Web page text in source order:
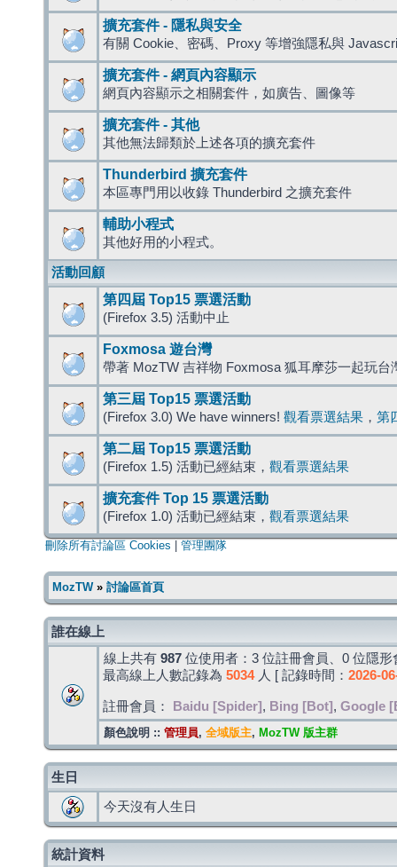
擴充套件 - 隱私與安全
有關 Cookie、密碼、Proxy 等增強隱私與
擴充套件 - 網頁內容顯示
網頁內容顯示之相關套件，如廣告、圖像等
擴充套件 - 其他
其他無法歸類於上述各項的擴充套件
Thunderbird 擴充套件
本區專門用以收錄 Thunderbird 之擴充套件
輔助小程式
其他好用的小程式。
活動回顧
第四屆 Top15 票選活動
(Firefox 3.5) 活動中止
Foxmosa 遊台灣
帶著 MozTW 吉祥物 Foxmosa 狐耳摩莎一起玩台
第三屆 Top15 票選活動
(Firefox 3.0) We have winners! 觀看票選結果 ， 第
第二屆 Top15 票選活動
(Firefox 1.5) 活動已經結束， 觀看票選結果
擴充套件 Top 15 票選活動
(Firefox 1.0) 活動已經結束， 觀看票選結果
刪除所有討論區 Cookies 管理團隊
MozTW» 討論區首頁
誰在線上
線上共有 987 位使用者：3 位註冊會員、0 位隱
最高線上人數記錄為 5034人 [ 記錄時間： 2026-
註冊會員： Baidu [Spider] , Bing [Bot] , Google
顏色說明 :: 管理員, 全域版主, MozTW 版主群
生日
今天沒有人生日
統計資料